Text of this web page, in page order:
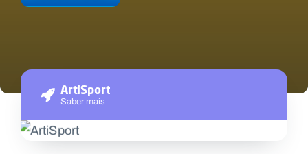
ArtiSport
Saber mais